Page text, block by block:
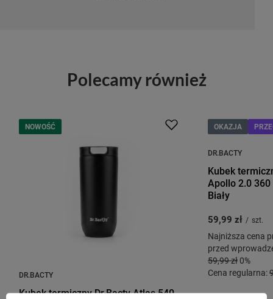
Polecamy również
NOWOŚĆ
DR.BACTY
Kubek termiczny Dr.Bacty Atlas 540
OKAZJA
DR.BACTY
Kubek
Apollo 2.0
Biały
59,99 zł / szt.
Najniższa cena
przed
59,99 zł 0%
Cena regularna: